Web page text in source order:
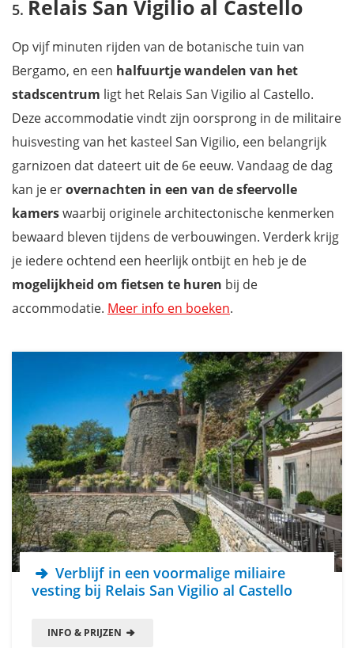
Relais San Vigilio al Castello
Op vijf minuten rijden van de botanische tuin van
Bergamo, en een halfuurtje wandelen van het
stadscentrum ligt het Relais San Vigilio al Castello.
Deze accommodatie vindt zijn oorsprong in de militaire
huisvesting van het kasteel San Vigilio, een belangrijk
garnizoen dat dateert uit de 6e eeuw. Vandaag de dag
kan je erovernachten in een van de sfeervolle
kamerswaarbij originele architectonische kenmerken
bewaard bleven tijdens de verbouwingen. Verderk krijg
je iedere ochtend een heerlijk ontbijt en heb je de
mogelijkheid om fietsen te huren bij de
accommodatie. Meer info en boeken.
Verblijf in een voormalige miliaire
vesting bij Relais San Vigilio al Castello
INFO & PRIJZEN